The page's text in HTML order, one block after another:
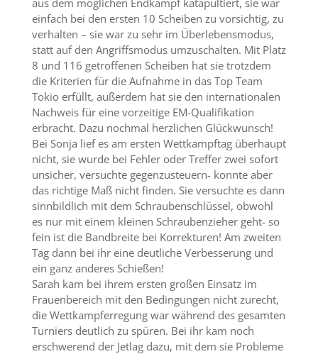
aus dem möglichen Endkampf katapultiert, sie war
einfach bei den ersten 10 Scheiben zu vorsichtig, zu
verhalten – sie war zu sehr im Überlebensmodus,
statt auf den Angriffsmodus umzuschalten. Mit Platz
8 und 116 getroffenen Scheiben hat sie trotzdem
die Kriterien für die Aufnahme in das Top Team
Tokio erfüllt, außerdem hat sie den internationalen
Nachweis für eine vorzeitige EM-Qualifikation
erbracht. Dazu nochmal herzlichen Glückwunsch!
Bei Sonja lief es am ersten Wettkampftag überhaupt
nicht, sie wurde bei Fehler oder Treffer zwei sofort
unsicher, versuchte gegenzusteuern- konnte aber
das richtige Maß nicht finden. Sie versuchte es dann
sinnbildlich mit dem Schraubenschlüssel, obwohl
es nur mit einem kleinen Schraubenzieher geht- so
fein ist die Bandbreite bei Korrekturen! Am zweiten
Tag dann bei ihr eine deutliche Verbesserung und
ein ganz anderes Schießen!
Sarah kam bei ihrem ersten großen Einsatz im
Frauenbereich mit den Bedingungen nicht zurecht,
die Wettkampferregung war während des gesamten
Turniers deutlich zu spüren. Bei ihr kam noch
erschwerend der Jetlag dazu, mit dem sie Probleme